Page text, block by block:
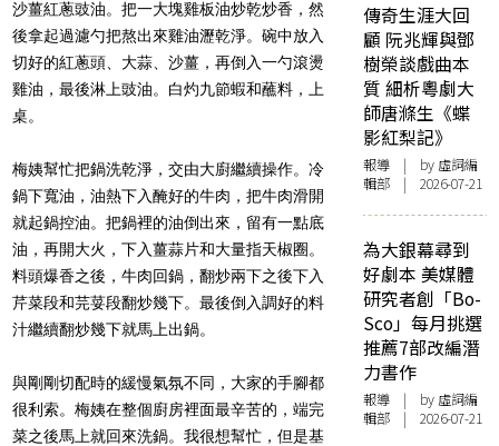
沙薑紅蔥豉油。把一大塊雞板油炒乾炒香，然
後拿起過濾勺把熬出來雞油瀝乾淨。碗中放入
切好的紅蔥頭、大蒜、沙薑，再倒入一勺滾燙
雞油，最後淋上豉油。白灼九節蝦和蘸料，上
桌。
梅姨幫忙把鍋洗乾淨，交由大廚繼續操作。冷
鍋下寬油，油熱下入醃好的牛肉，把牛肉滑開
就起鍋控油。把鍋裡的油倒出來，留有一點底
油，再開大火，下入薑蒜片和大量指天椒圈。
料頭爆香之後，牛肉回鍋，翻炒兩下之後下入
芹菜段和芫荽段翻炒幾下。最後倒入調好的料
汁繼續翻炒幾下就馬上出鍋。
與剛剛切配時的緩慢氣氛不同，大家的手腳都
很利索。梅姨在整個廚房裡面最辛苦的，端完
菜之後馬上就回來洗鍋。我很想幫忙，但是基
傳奇生涯大回
顧 阮兆輝與鄧
樹榮談戲曲本
質 細析粵劇大
師唐滌生《蝶
影紅梨記》
報導 | by 虛詞編
輯部 | 2026-07-21
為大銀幕尋到
好劇本 美媒體
研究者創「Bo-
Sco」每月挑選
推薦7部改編潛
力書作
報導 | by 虛詞編
輯部 | 2026-07-21